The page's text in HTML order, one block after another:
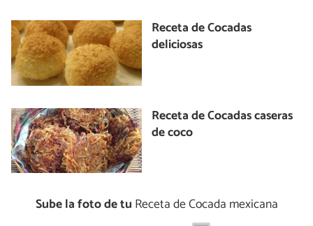
Receta de Cocadas
deliciosas
Receta de Cocadas caseras
de coco
Sube la foto de tu Receta de Cocada mexicana